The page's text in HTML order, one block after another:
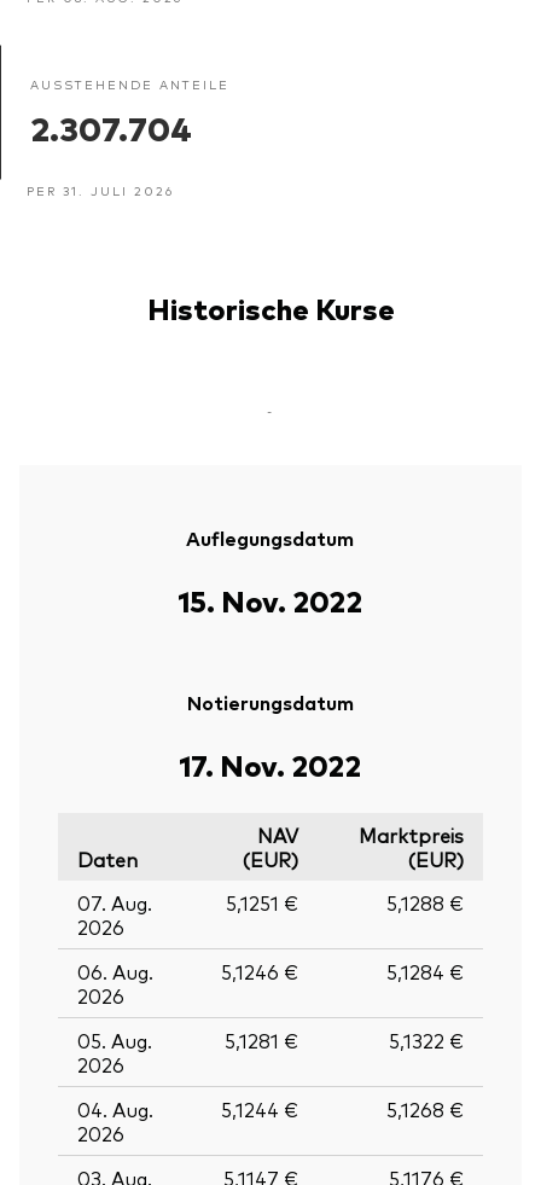
Zurück
AUSSTEHENDE ANTEILE
2.307.704
PER 31. JULI 2026
Historische Kurse
-
Auflegungsdatum
15. Nov. 2022
Notierungsdatum
17. Nov. 2022
Daten
NAV
(EUR)
Marktpreis
(EUR)
07. Aug.
2026
5,1251 € 5,1288 €
06. Aug.
2026
5,1246 € 5,1284 €
05. Aug.
2026
5,1281 € 5,1322 €
04. Aug.
2026
5,1244 € 5,1268 €
03. Aug. 5,1147 € 5,1176 €